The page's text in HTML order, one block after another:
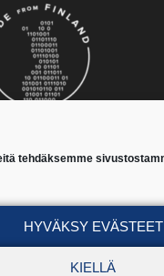
tehdäksemme
HYVÄKSY EVÄSTEET
KIELLÄ